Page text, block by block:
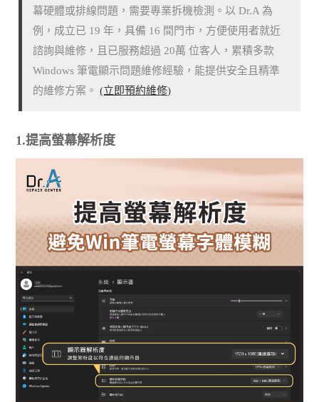
幕硬體或排線問題，需要專業拆機檢測。以 Dr.A 為
例，成立已 19 年，具備 16 間門市，方便使用者就近
諮詢與維修，且已服務超過 20萬 位客人，累積多款
Windows 筆電顯示問題維修經驗，能提供安全且精準
的維修方案。(立即預約維修)
1.提高螢幕解析度